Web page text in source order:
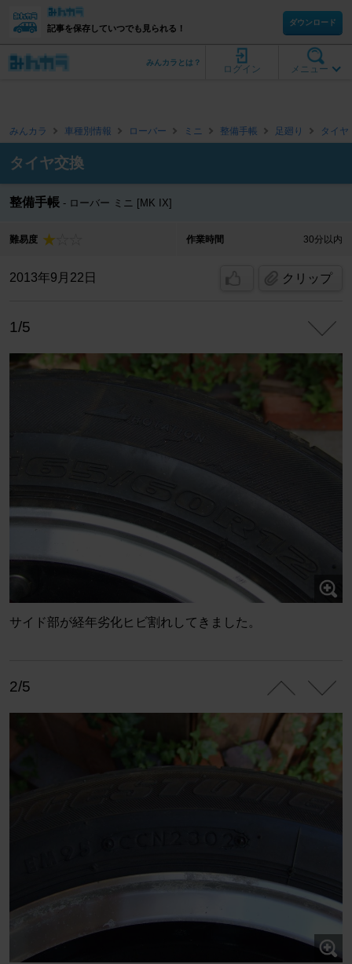
記事を保存していつでも見られる！
ダウンロード
メニュー
ログイン
みんカラとは？
みんカラ 車種別情報 ローバー ミニ 整備手帳 足廻り タイ
タイヤ交換
整備手帳 ローバー ミニ [MK IX]
難易度 作業時間 30分以内
2013年9月22日 クリップ
1/5
サイド部が経年劣化ヒビ割れしてきました。
2/5